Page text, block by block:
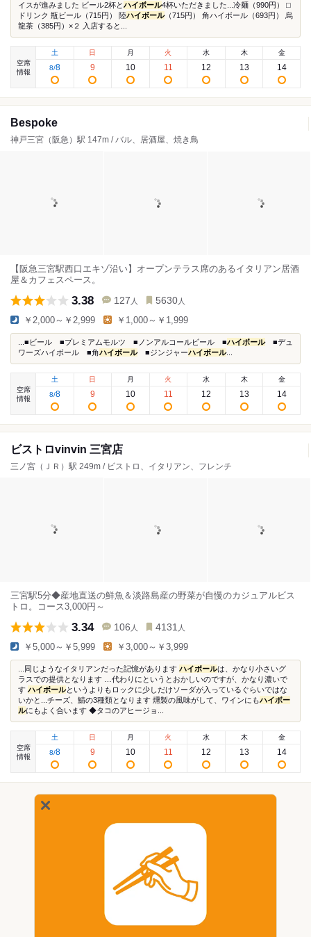
イスが進みました ビール2杯とハイボール4杯いただきました...冷麺（990円） ⬜︎
ドリンク 瓶ビール（715円） 陸ハイボール（715円） 角ハイボール（693円） 烏
龍茶（385円）×２ 入店すると...
空席
情報
土
8/8
日
9
月
10
火
11
水
12
木
13
金
14
Bespoke
神戸三宮（阪急）駅 147m / バル、居酒屋、焼き鳥
【阪急三宮駅西口エキゾ沿い】オープンテラス席のあるイタリアン居酒
屋＆カフェスペース。
3.38 127 人 5630 人
￥2,000～￥2,999 ￥1,000～￥1,999
...■ビール ■プレミアムモルツ ■ノンアルコールビール ■ハイボール■デュ
ワーズハイボール ■角ハイボール■ジンジャーハイボール...
空席
情報
土
8/8
日
9
月
10
火
11
水
12
木
13
金
14
ビストロvinvin 三宮店
三ノ宮（ＪＲ）駅 249m / ビストロ、イタリアン、フレンチ
三宮駅5分◆産地直送の鮮魚＆淡路島産の野菜が自慢のカジュアルビス
トロ。コース3,000円～
3.34 106 人 4131 人
￥5,000～￥5,999 ￥3,000～￥3,999
...同じようなイタリアンだった記憶があります ハイボールは、かなり小さいグ
ラスでの提供となります …代わりにというとおかしいのですが、かなり濃いで
す ハイボールというよりもロックに少しだけソーダが入っているぐらいではな
いかと...チーズ、鯖の3種類となります 燻製の風味がして、ワインにもハイボー
ルにもよく合います ◆タコのアヒージョ...
空席
情報
土
8/8
日
9
月
10
火
11
水
12
木
13
金
14